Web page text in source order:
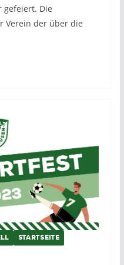
gefeiert. Die
Verein der über die
STARTSEITE